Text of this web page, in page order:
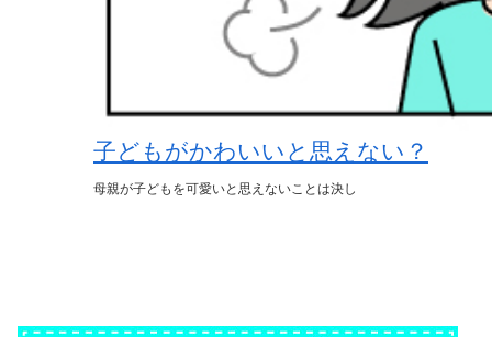
子どもがかわいいと思えない？
母親が子どもを可愛いと思えないことは決し